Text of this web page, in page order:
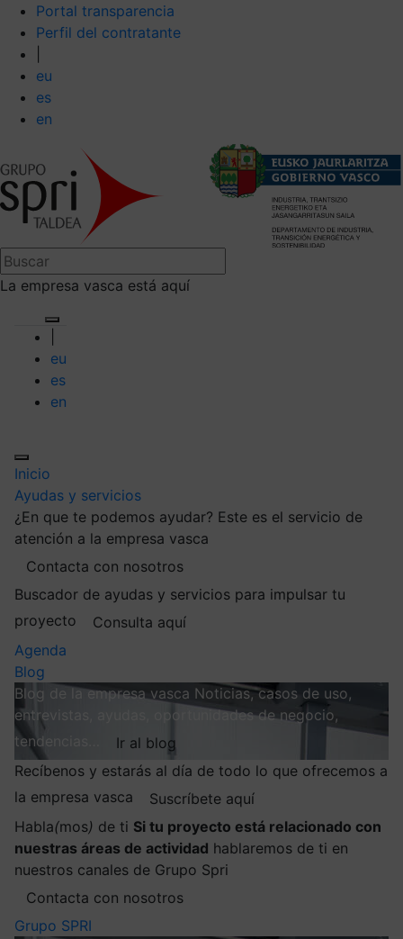
Portal transparencia
Perfil del contratante
eu
es
en
La empresa vasca está aquí
eu
es
en
Inicio
Ayudas y servicios
¿En que te podemos ayudar? Este es el servicio de
atención a la empresa vasca
Contacta con nosotros
Buscador de ayudas y servicios para impulsar tu
proyecto
Consulta aquí
Agenda
Blog
Blog de la empresa vasca Noticias, casos de uso,
entrevistas, ayudas, oportunidades de negocio,
tendencias…
Ir al blog
Recíbenos y estarás al día de todo lo que ofrecemos a
la empresa vasca
Suscríbete aquí
Habla(mos) de ti Si tu proyecto está relacionado con
nuestras áreas de actividad hablaremos de ti en
nuestros canales de Grupo Spri
Contacta con nosotros
Grupo SPRI